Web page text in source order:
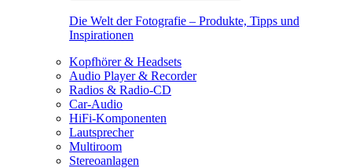
Die Welt der Fotografie – Produkte, Tipps und
Inspirationen
Kopfhörer & Headsets
Audio Player & Recorder
Radios & Radio-CD
Car-Audio
HiFi-Komponenten
Lautsprecher
Multiroom
Stereoanlagen